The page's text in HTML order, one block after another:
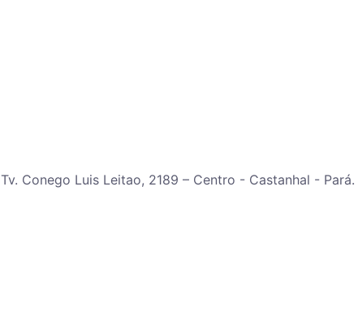
Tv. Conego Luis Leitao, 2189 – Centro - Castanhal - Pará.